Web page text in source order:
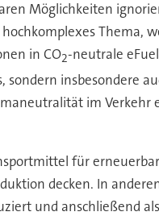
Möglichkeiten
Thema,
in CO2-neutrale
insbesondere
im
für
decken. In
und anschließend